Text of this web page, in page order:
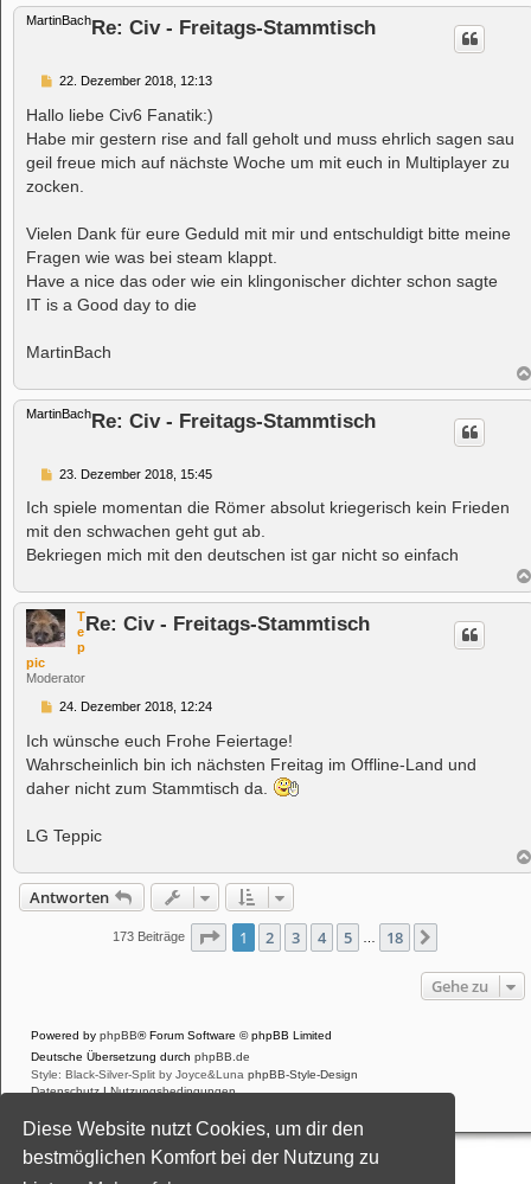
Diese Website nutzt Cookies, um dir den
bestmöglichen Komfort bei der Nutzung zu
MartinBachRe: Civ - Freitags-Stammtisch
B
i
t
r
a
g
22. Dezember 2018, 12:13
Hallo liebe Civ6 Fanatik:)
Habe mir gestern rise and fall geholt und muss ehrlich sagen sau
geil freue mich auf nächste Woche um mit euch in Multiplayer zu
zocken.
Vielen Dank für eure Geduld mit mir und entschuldigt bitte meine
Fragen wie was bei steam klappt.
Have a nice das oder wie ein klingonischer dichter schon sagte
IT is a Good day to die
MartinBach
MartinBachRe: Civ - Freitags-Stammtisch
B
i
r
a
g
23. Dezember 2018, 15:45
Ich spiele momentan die Römer absolut kriegerisch kein Frieden
mit den schwachen geht gut ab.
Bekriegen mich mit den deutschen ist gar nicht so einfach
T
e
p
pic
Moderator
Re: Civ - Freitags-Stammtisch
B
i
t
r
g
24. Dezember 2018, 12:24
Ich wünsche euch Frohe Feiertage!
Wahrscheinlich bin ich nächsten Freitag im Offline-Land und
daher nicht zum Stammtisch da.
LG Teppic
Antworten
173 Beiträge Seite 1von 18
1 2 3 4 5 18
Gehe zu
Powered by phpBB® Forum Software © phpBB Limited
Deutsche Übersetzung durch phpBB.de
Style: Black-Silver-Split by Joyce&Luna phpBB-Style-Design
Datenschutz |Nutzungsbedingungen